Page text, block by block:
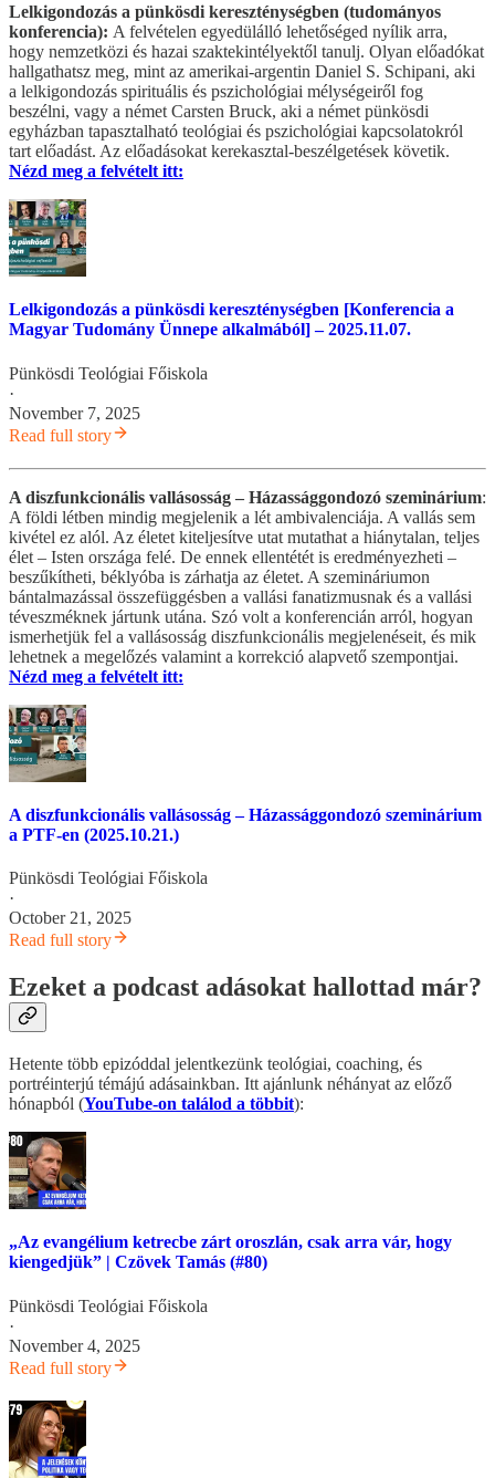
Lelkigondozás a pünkösdi kereszténységben (tudományos
konferencia): A felvételen egyedülálló lehetőséged nyílik arra,
hogy nemzetközi és hazai szaktekintélyektől tanulj. Olyan előadókat
hallgathatsz meg, mint az amerikai-argentin Daniel S. Schipani, aki
a lelkigondozás spirituális és pszichológiai mélységeiről fog
beszélni, vagy a német Carsten Bruck, aki a német pünkösdi
egyházban tapasztalható teológiai és pszichológiai kapcsolatokról
tart előadást. Az előadásokat kerekasztal-beszélgetések követik.
Nézd meg a felvételt itt:
Lelkigondozás a pünkösdi kereszténységben [Konferencia a
Magyar Tudomány Ünnepe alkalmából] – 2025.11.07.
Pünkösdi Teológiai Főiskola
·
November 7, 2025
Read full story
A diszfunkcionális vallásosság – Házassággondozó szeminárium:
A földi létben mindig megjelenik a lét ambivalenciája. A vallás sem
kivétel ez alól. Az életet kiteljesítve utat mutathat a hiánytalan, teljes
élet – Isten országa felé. De ennek ellentétét is eredményezheti –
beszűkítheti, béklyóba is zárhatja az életet. A szemináriumon
bántalmazással összefüggésben a vallási fanatizmusnak és a vallási
téveszméknek jártunk utána. Szó volt a konferencián arról, hogyan
ismerhetjük fel a vallásosság diszfunkcionális megjelenéseit, és mik
lehetnek a megelőzés valamint a korrekció alapvető szempontjai.
Nézd meg a felvételt itt:
A diszfunkcionális vallásosság – Házassággondozó szeminárium
a PTF-en (2025.10.21.)
Pünkösdi Teológiai Főiskola
·
October 21, 2025
Read full story
Ezeket a podcast adásokat hallottad már?
Hetente több epizóddal jelentkezünk teológiai, coaching, és
portréinterjú témájú adásainkban. Itt ajánlunk néhányat az előző
hónapból (YouTube-on találod a többit):
„Az evangélium ketrecbe zárt oroszlán, csak arra vár, hogy
kiengedjük” | Czövek Tamás (#80)
Pünkösdi Teológiai Főiskola
·
November 4, 2025
Read full story